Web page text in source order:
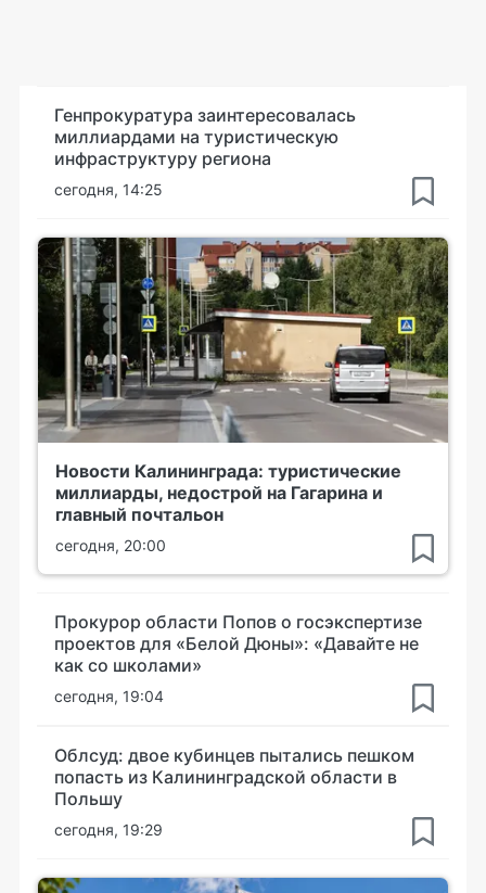
Генпрокуратура заинтересовалась
миллиардами на туристическую
инфраструктуру региона
сегодня, 14:25
Новости Калининграда: туристические
миллиарды, недострой на Гагарина и
главный почтальон
сегодня, 20:00
Прокурор области Попов о госэкспертизе
проектов для «Белой Дюны»: «Давайте не
как со школами»
сегодня, 19:04
Облсуд: двое кубинцев пытались пешком
попасть из Калининградской области в
Польшу
сегодня, 19:29